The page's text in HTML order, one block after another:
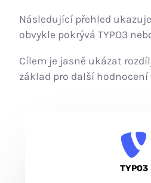
Následující přehled
obvykle pokrývá TYPO3
Cílem je jasně ukázat
základ pro další
TYPO3